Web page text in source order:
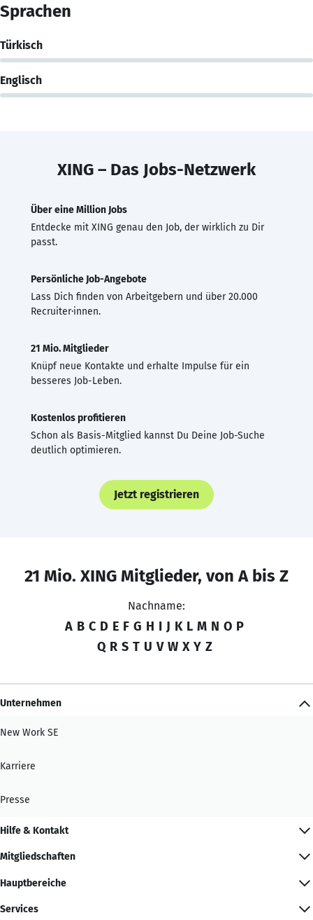
Sprachen
Türkisch
Englisch
XING – Das Jobs-Netzwerk
Über eine Million Jobs
Entdecke mit XING genau den Job, der wirklich zu Dir
passt.
Persönliche Job-Angebote
Lass Dich finden von Arbeitgebern und über 20.000
Recruiter·innen.
21 Mio. Mitglieder
Knüpf neue Kontakte und erhalte Impulse für ein
besseres Job-Leben.
Kostenlos profitieren
Schon als Basis-Mitglied kannst Du Deine Job-Suche
deutlich optimieren.
Jetzt registrieren
21 Mio. XING Mitglieder, von A bis Z
Nachname:
A B C D E F G H I J K L M N O P
Q R S T U V W X Y Z
Unternehmen
New Work SE
Karriere
Presse
Hilfe & Kontakt
Mitgliedschaften
Hauptbereiche
Services